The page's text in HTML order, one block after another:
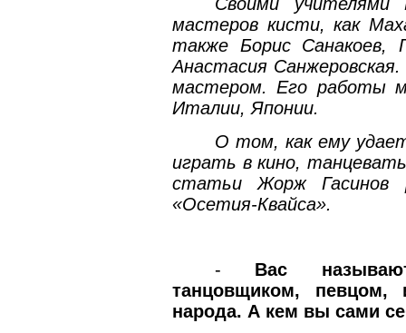
мастеров кисти, как
также Борис Санакоев,
Анастасия
мастером. Его работы
Италии, Японии.
О том, как ему
играть в кино,
статьи Жорж Гасинов
«Осетия-Квайса».
- Вас
танцовщиком, певцом,
народа. А кем вы сами